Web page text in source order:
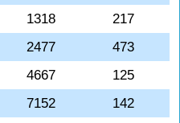
1318
217
2477
473
4667
125
7152
142